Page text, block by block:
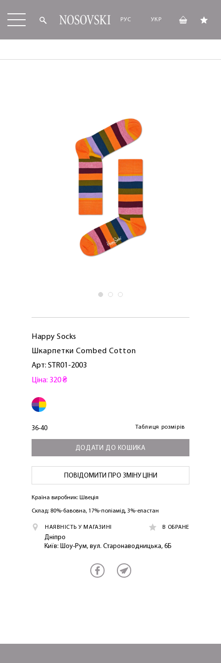
РУС УКР
Happy Socks
Шкарпетки Combed Cotton
Арт: STR01-2003
Ціна: 320 ₴
36-40 Таблиця розмірів
ДОДАТИ ДО КОШИКА
ПОВІДОМИТИ ПРО ЗМІНУ ЦІНИ
Країна виробник: Швеція
Склад: 80%-бавовна, 17%-поліамід, 3%-еластан
НАЯВНІСТЬ У МАГАЗИНІ В ОБРАНЕ
Дніпро
Київ: Шоу-Рум, вул. Старонаводницька, 6Б
NOSOVSKI.COM! ПРИЙМІТЬ ВІД НАС
ПЕРШЕ ПОКУПКУ
ОТРИМАТИ!